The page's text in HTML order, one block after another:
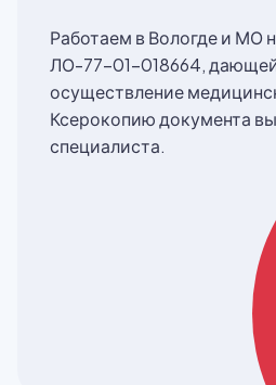
Работаем в Вологде и МО
ЛО-77-01-018664, дающей
осуществление
Ксерокопию документа
специалиста.